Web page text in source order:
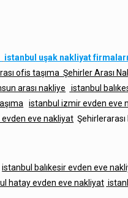
istanbul uşak nakliyat firmaları
ofis taşıma Şehirler Arası
arası nakliye istanbul
istanbul izmir evden eve
eve nakliyat
istanbul balıkesir evden eve
hatay evden eve nakliyat